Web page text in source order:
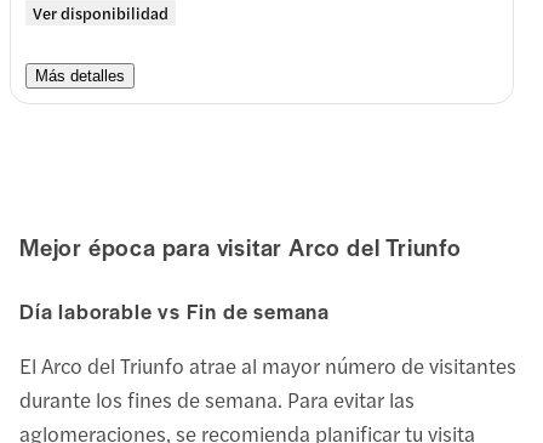
Ver disponibilidad
Más detalles
Mejor época para visitar Arco del Triunfo
Día laborable vs Fin de semana
El Arco del Triunfo atrae al mayor número de visitantes
durante los fines de semana. Para evitar las
aglomeraciones, se recomienda planificar tu visita